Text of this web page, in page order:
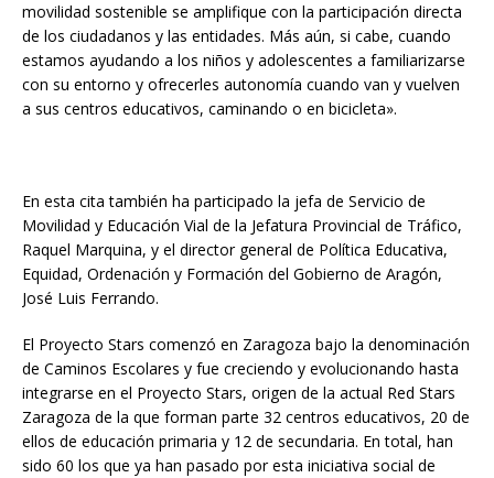
movilidad sostenible se amplifique con la participación directa
de los ciudadanos y las entidades. Más aún, si cabe, cuando
estamos ayudando a los niños y adolescentes a familiarizarse
con su entorno y ofrecerles autonomía cuando van y vuelven
a sus centros educativos, caminando o en bicicleta».
En esta cita también ha participado la jefa de Servicio de
Movilidad y Educación Vial de la Jefatura Provincial de Tráfico,
Raquel Marquina, y el director general de Política Educativa,
Equidad, Ordenación y Formación del Gobierno de Aragón,
José Luis Ferrando.
El Proyecto Stars comenzó en Zaragoza bajo la denominación
de Caminos Escolares y fue creciendo y evolucionando hasta
integrarse en el Proyecto Stars, origen de la actual Red Stars
Zaragoza de la que forman parte 32 centros educativos, 20 de
ellos de educación primaria y 12 de secundaria. En total, han
sido 60 los que ya han pasado por esta iniciativa social de